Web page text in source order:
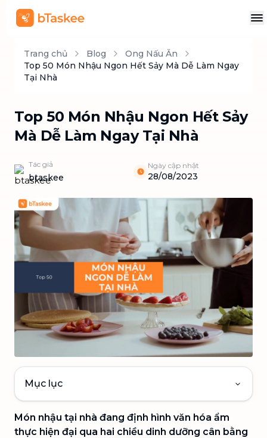
Trang chủ Blog
Ong Nấu Ăn
Top 50 Món Nhậu Ngon Hết Sảy Mà Dễ Làm Ngay
Tại Nhà
Top 50 Món Nhậu Ngon Hết Sảy
Mà Dễ Làm Ngay Tại Nhà
Tác giả
btaskee
Ngày cập nhật
28/08/2023
Mục lục
Món nhậu tại nhà đang định hình văn hóa ẩm
thực hiện đại qua hai chiều dinh dưỡng cân bằng